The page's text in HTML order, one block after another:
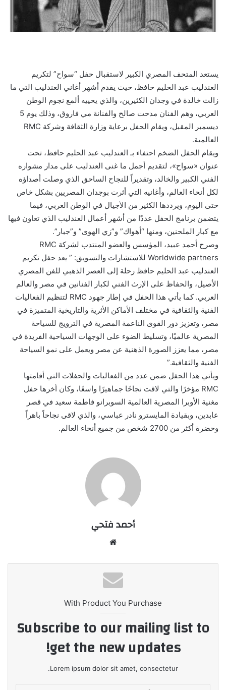
يستعد المتحف المصري الكبير لاستقبال حفل “سواح” لتكريم
العندليب عبد الحليم حافظ، حيث يقدم أشهر أغاني العندليب التي ما
زالت خالدة في وجدان الكثيرين، والذي يحييه ألمع نجوم الوطن
العربي، وهم الفنان مدحت صالح والفنانة مي فاروق، وذلك يوم 5
ديسمبر المقبل، ويقام الحفل برعاية وزارة الثقافة وشركة RMC
العالمية.
ويقام الحفل الضخم احتفاء بـ العندليب عبد الحليم حافظ، تحت
عنوان «سواح»، لتقديم أجمل ما غنى العندليب على مدار مشواره
الفني الكبير والخالد، وتقديراً للنجاح الساحق الذي وصلت أصداؤه
لكل أنحاء العالم، وأغانيه التي أثرت بوجدان المصريين بشكل خاص
حتى اليوم، ويرددها الكثير من الأجيال في الوطن العربي، فيما
يتضمن برنامج الحفل عددًا من أشهر أعمال العندليب الذي تعاون فيها
مع كبار الملحنين، ومنها “أهواك” و”زي الهوى” و”جبار”.
وصرح أحمد عبيد، المؤسس والعضو المنتدب لشركة RMC
Worldwide partners للاستشارات والتسويق: ” يعد حفل تكريم
العندليب عبد الحليم حافظ رحلة إلى العصر الذهبي للفن المصري
الأصيل، والحفاظ على الإرث الفني لكبار الفنانين في مصر والعالم
العربي. كما يأتي هذا الحفل في إطار جهود RMC لتنظيم الفعاليات
الفنية والثقافية في مختلف الأماكن الأثرية والتاريخية المتميزة في
مصر، وتعزيز دور القوى الناعمة المصرية في الترويج للسياحة
المصرية عالميًا، وتسليط الضوء على الوجهات السياحية الفريدة في
مصر، مما يعزز الصورة الذهنية عن مصر ويعمل على نمو السياحة
الفنية والثقافية.”
ويأتي هذا الحفل ضمن عدد من الفعاليات والحفلات التي أقامتها
RMC مؤخرًا والتي لاقت نجاحًا جماهيرًا واسعًا، وكان أخرها حفل
مغنية الأوبرا المصرية العالمية السوبرانو فاطمة سعيد في قصر
عابدين، وبقيادة المايسترو نادر عباسي، والذي لاقى نجاحاً باهراً
وحضرة أكثر من 2700 شخص من جميع أنحاء العالم.
أحمد فتحي
With Product You Purchase
Subscribe to our mailing list to
get the new updates!
Lorem ipsum dolor sit amet, consectetur.